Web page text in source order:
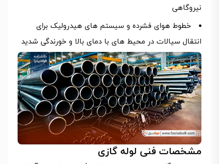
نیروگاهی
خطوط هوای فشرده و سیستم‌ های هیدرولیک برای
انتقال سیالات در محیط‌ های با دمای بالا و خورندگی شدید
مشخصات فنی لوله گازی